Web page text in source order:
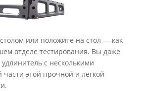
или положите на стол — как
отделе тестирования. Вы даже
с несколькими
этой прочной и легкой